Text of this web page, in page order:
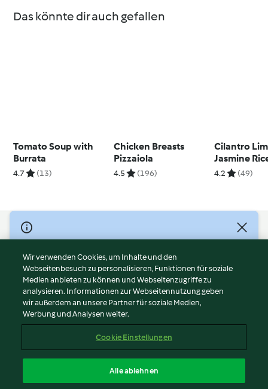
Das könnte dir auch gefallen
Tomato Soup with
Burrata
4.7 (13)
Chicken Breasts
Pizzaiola
4.5 (196)
Cilantro
Jasmine
4.2 (49)
© Copyright 2026
Nutzungsbedingungen
Datenschutzrichtlinien
Disclaimer
Impressum
Cookies
Abo kündigen
Erklärung zur Barrierefreiheit
Wir verwenden Cookies, um Inhalte und den
Webseitenbesuch zu personalisieren, Funktionen für soziale
Medien anbieten zu können und Webseitenzugriffe zu
analysieren. Informationen zur Webseitennutzung geben
wir außerdem an unsere Partner für soziale Medien,
Werbung und Analysen weiter.
Cookie Einstellungen
Alle ablehnen